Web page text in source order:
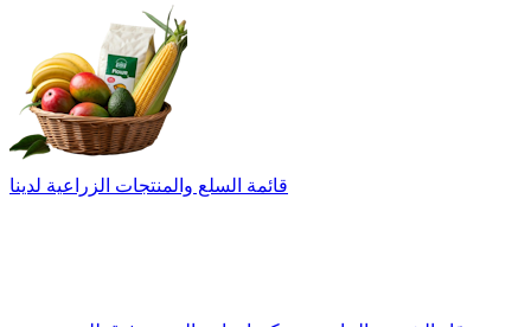
قائمة السلع والمنتجات الزراعية لدينا